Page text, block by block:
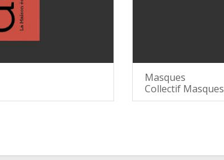
Masques
Collectif Masques